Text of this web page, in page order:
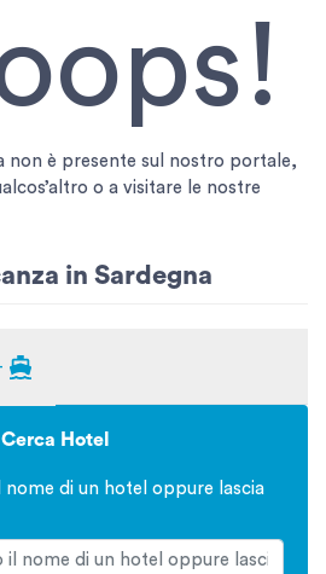
non è presente sul nostro portale,
o a visitare le nostre
in Sardegna
Cerca Hotel
nome di un hotel oppure lascia